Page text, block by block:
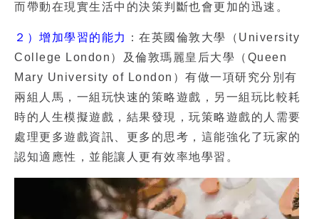
而帶動在現實生活中的決策判斷也會更加的迅速。
２）增加學習的能力
：在英國倫敦大學（University
College London）及倫敦瑪麗皇后大學（Queen
Mary University of London）有做一項研究分別有
兩組人馬，一組玩快速的策略遊戲，另一組玩比較耗
時的人生模擬遊戲，結果發現，玩策略遊戲的人需要
處理更多遊戲資訊、更多的思考，這能強化了玩家的
認知適應性，並能讓人更有效率地學習。